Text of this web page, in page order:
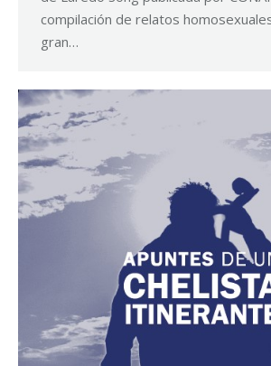
compilación de relatos
gran…